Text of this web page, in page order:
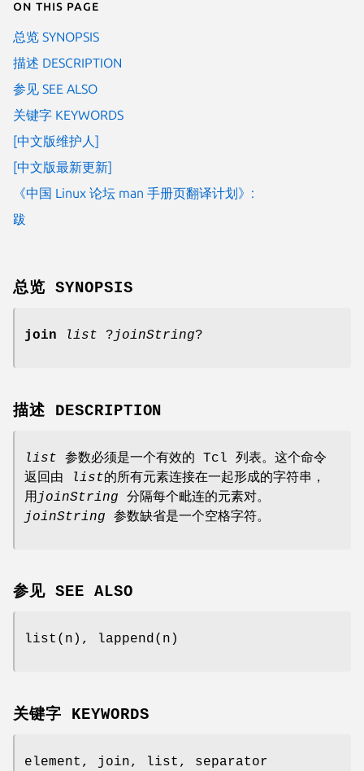
On this page
总览 SYNOPSIS
描述 DESCRIPTION
参见 SEE ALSO
关键字 KEYWORDS
[中文版维护人]
[中文版最新更新]
《中国 Linux 论坛 man 手册页翻译计划》:
跋
总览 SYNOPSIS
join list ?joinString?
描述 DESCRIPTION
list 参数必须是一个有效的 Tcl 列表。这个命令
返回由
list的所有元素连接在一起形成的字符串，
用 joinString 分隔每个毗连的元素对。
joinString 参数缺省是一个空格字符。
参见 SEE ALSO
list(n), lappend(n)
关键字 KEYWORDS
element, join, list, separator